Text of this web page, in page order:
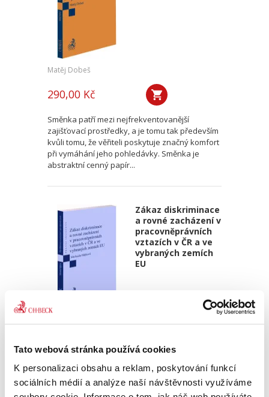
Tato webová stránka používá cookies
K personalizaci obsahu a reklam, poskytování funkcí
sociálních médií a analýze naší návštěvnosti využíváme
Matěj Dobeš
290,00 Kč
Směnka patří mezi nejfrekventovanější
zajišťovací prostředky, a je tomu tak především
kvůli tomu, že věřiteli poskytuje značný komfort
při vymáhání jeho pohledávky. Směnka je
abstraktní cenný papír...
Zákaz diskriminace
a rovné zacházení v
pracovněprávních
vztazích v ČR a ve
vybraných zemích
EU
390,00 Kč
Publikace pojednává o rovném zacházení a
zákazu diskriminace v pracovněprávních
vztazích. Přestože se jedná o problematiku